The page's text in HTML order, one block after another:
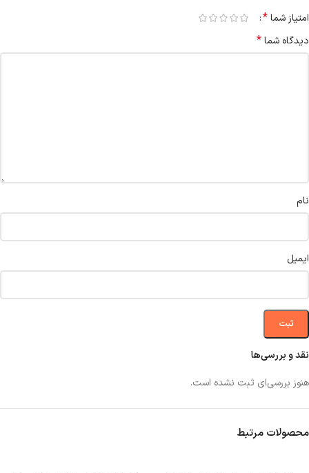
نقد و بررسی‌ها
هنوز بررسی‌ای ثبت نشده است.
امتیاز شما*
دیدگاه شما*
نام
ایمیل
محصولات مرتبط